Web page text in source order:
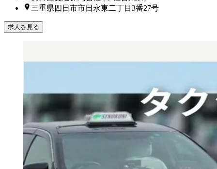
三重県四日市市日永東二丁目3番27号
求人を見る